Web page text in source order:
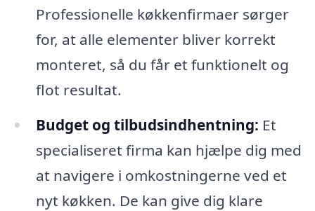
Professionelle køkkenfirmaer sørger
for, at alle elementer bliver korrekt
monteret, så du får et funktionelt og
flot resultat.
Budget og tilbudsindhentning: Et
specialiseret firma kan hjælpe dig med
at navigere i omkostningerne ved et
nyt køkken. De kan give dig klare